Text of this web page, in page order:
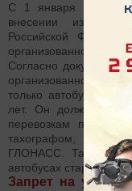
С 1 января 2017
внесении
Российской
организованной
Согласно документу,
организованной
только автобус, с
лет. Он должен
перевозкам
тахографом, а
ГЛОНАСС. Таким
автобусах старше 10
Запрет на